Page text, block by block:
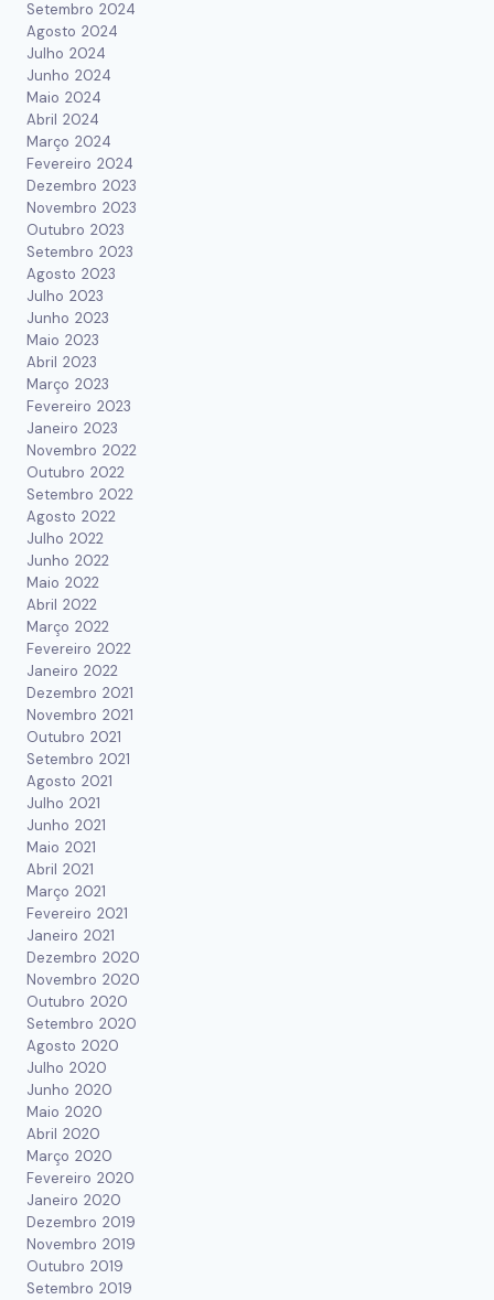
Setembro 2024
Agosto 2024
Julho 2024
Junho 2024
Maio 2024
Abril 2024
Março 2024
Fevereiro 2024
Dezembro 2023
Novembro 2023
Outubro 2023
Setembro 2023
Agosto 2023
Julho 2023
Junho 2023
Maio 2023
Abril 2023
Março 2023
Fevereiro 2023
Janeiro 2023
Novembro 2022
Outubro 2022
Setembro 2022
Agosto 2022
Julho 2022
Junho 2022
Maio 2022
Abril 2022
Março 2022
Fevereiro 2022
Janeiro 2022
Dezembro 2021
Novembro 2021
Outubro 2021
Setembro 2021
Agosto 2021
Julho 2021
Junho 2021
Maio 2021
Abril 2021
Março 2021
Fevereiro 2021
Janeiro 2021
Dezembro 2020
Novembro 2020
Outubro 2020
Setembro 2020
Agosto 2020
Julho 2020
Junho 2020
Maio 2020
Abril 2020
Março 2020
Fevereiro 2020
Janeiro 2020
Dezembro 2019
Novembro 2019
Outubro 2019
Setembro 2019